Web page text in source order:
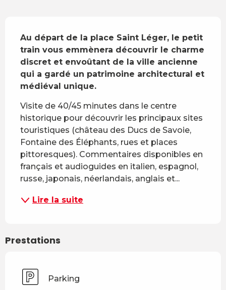
Au départ de la place Saint Léger, le petit
train vous emmènera découvrir le charme
discret et envoûtant de la ville ancienne
qui a gardé un patrimoine architectural et
médiéval unique.
Visite de 40/45 minutes dans le centre
historique pour découvrir les principaux sites
touristiques (château des Ducs de Savoie,
Fontaine des Éléphants, rues et places
pittoresques). Commentaires disponibles en
français et audioguides en italien, espagnol,
russe, japonais, néerlandais, anglais et...
Lire la suite
Prestations
Parking